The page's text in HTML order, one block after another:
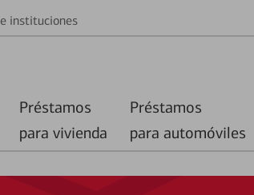
instituciones
Préstamos
para vivienda
Préstamos
para automóviles